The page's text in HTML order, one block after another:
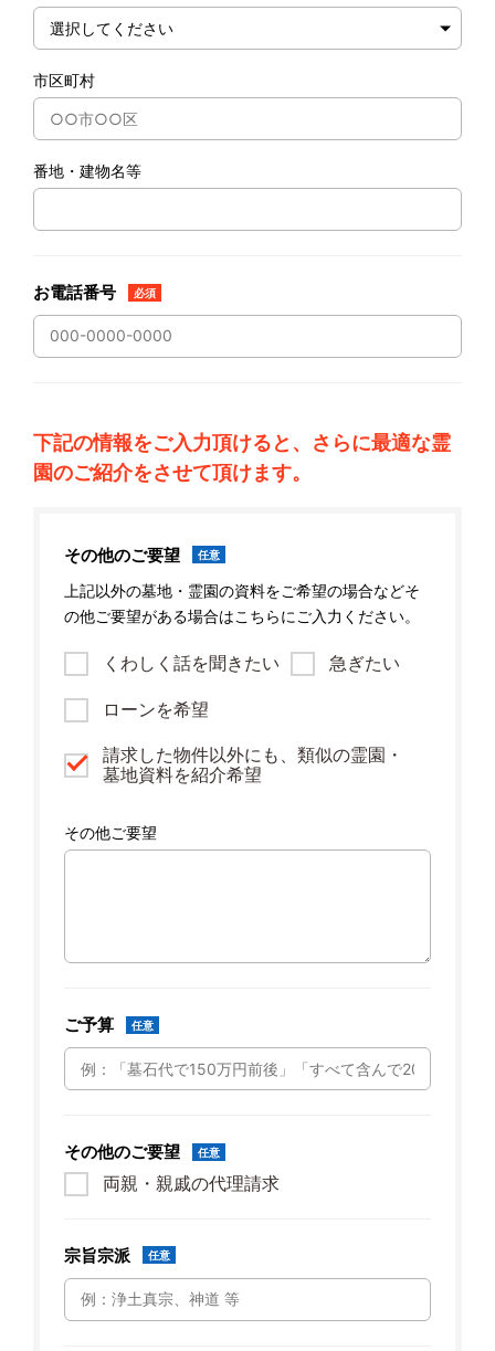
市区町村
番地・建物名等
お電話番号 必須
下記の情報をご入力頂けると、さらに最適な霊
園のご紹介をさせて頂けます。
その他のご要望 任意
上記以外の墓地・霊園の資料をご希望の場合などそ
の他ご要望がある場合はこちらにご入力ください。
くわしく話を聞きたい 急ぎたい
ローンを希望
請求した物件以外にも、類似の霊園・
墓地資料を紹介希望
その他ご要望
ご予算 任意
その他のご要望 任意
両親・親戚の代理請求
宗旨宗派 任意